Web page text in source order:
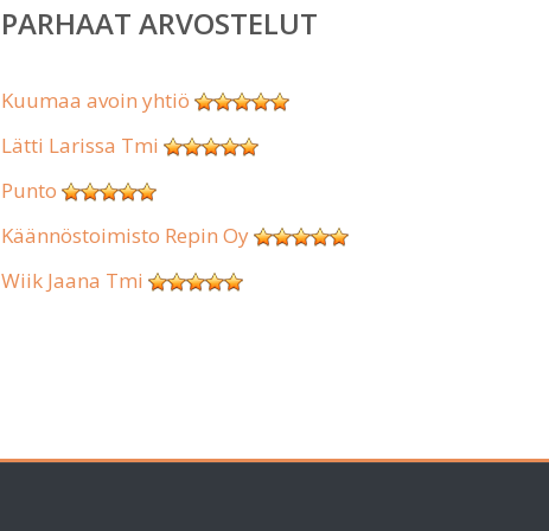
PARHAAT ARVOSTELUT
Kuumaa avoin yhtiö
Lätti Larissa Tmi
Punto
Käännöstoimisto Repin Oy
Wiik Jaana Tmi